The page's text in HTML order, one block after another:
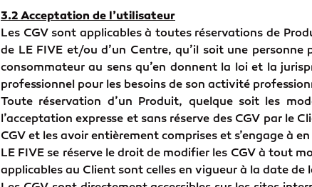
3.2 Acceptation de l’utilisateur
Les CGV sont applicables à toutes réservations de
de LE FIVE et/ou d’un Centre, qu’il soit une
consommateur au sens qu’en donnent la loi et la
professionnel pour les besoins de son activité
Toute réservation d’un Produit, quelque soit les
l’acceptation expresse et sans réserve des CGV par le
CGV et les avoir entièrement comprises et s’engage à
LE FIVE se réserve le droit de modifier les CGV à tout
applicables au Client sont celles en vigueur à la date de